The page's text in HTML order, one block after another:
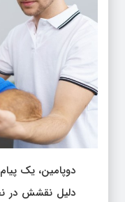
دوپامین، یک
دلیل نقشش در